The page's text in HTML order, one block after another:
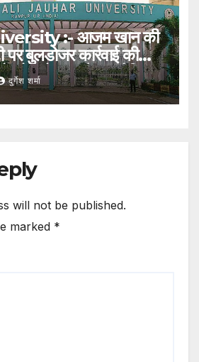
:- आजम खान की
पर बुलडोजर कार्रवाई की
को अवैध बताते हुए नोटिस
दुर्गेश शर्मा
will not be published.
marked *